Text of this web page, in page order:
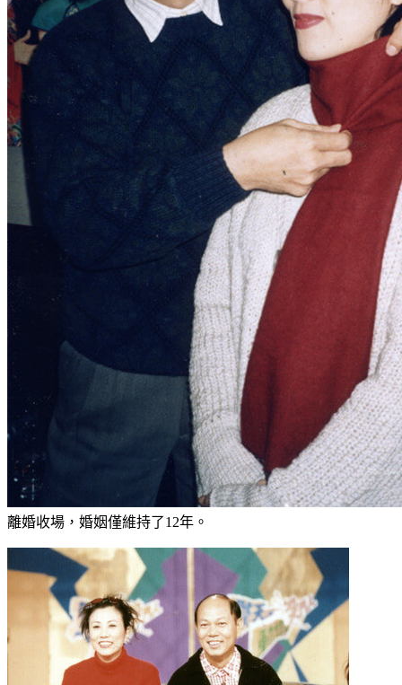
羅家英與汪明荃於1988年合演粵劇《穆桂英大戰洪州》時相
識，繼而於1989年宣布交往。與羅家英相識前，汪明荃於1971
年與製衣業商人劉昌華結婚，但當時她剛加入無綫電視，事業
才剛起步，工作也越來越多，難以同時兼顧事業與家庭，最終
離婚收場，婚姻僅維持了12年。